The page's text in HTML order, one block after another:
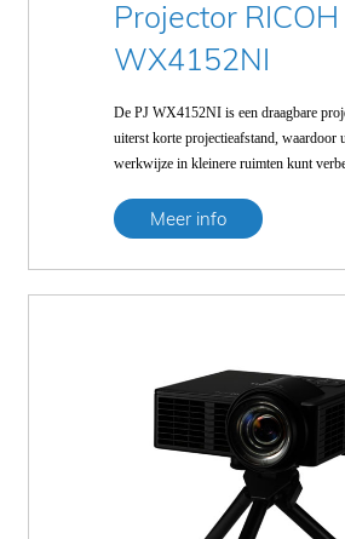
Projector RICOH
WX4152NI
De PJ WX4152NI is een draagbare
uiterst korte projectieafstand, waardoor
werkwijze in kleinere ruimten kunt
Meer info